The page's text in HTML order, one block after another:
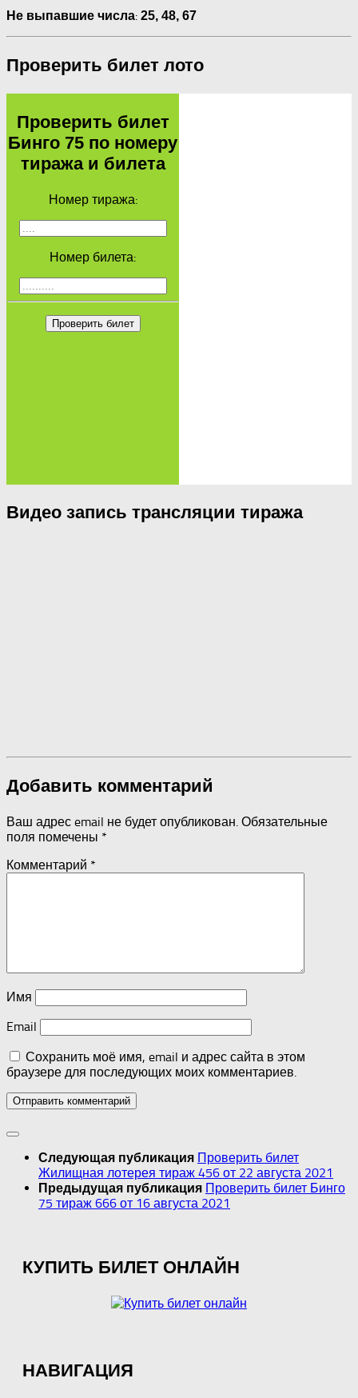
Не выпавшие числа: 25, 48, 67
Проверить билет лото
Проверить билет
Бинго 75 по номеру
тиража и билета
Номер тиража:
Номер билета:
Проверить билет
Видео запись трансляции тиража
Добавить комментарий
Ваш адрес email не будет опубликован. Обязательные
поля помечены *
Комментарий *
Имя
Email
Сохранить моё имя, email и адрес сайта в этом
браузере для последующих моих комментариев.
Следующая публикация Проверить билет
Жилищная лотерея тираж 456 от 22 августа 2021
Предыдущая публикация Проверить билет Бинго
75 тираж 666 от 16 августа 2021
КУПИТЬ БИЛЕТ ОНЛАЙН
НАВИГАЦИЯ